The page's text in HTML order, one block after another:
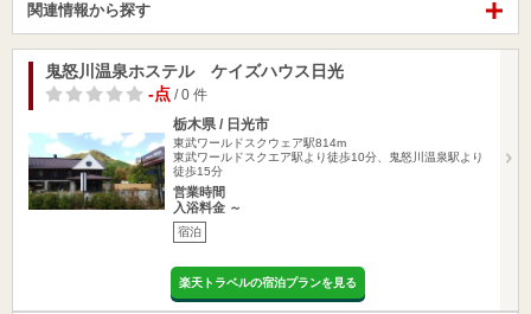
関連情報から探す
鬼怒川温泉ホステル ケイズハウス日光
-点 / 0 件
栃木県 / 日光市
東武ワールドスクウェア駅814m
東武ワールドスクエア駅より徒歩10分、鬼怒川温泉駅より
徒歩15分
営業時間
入浴料金 ～
宿泊
楽天トラベルの宿泊プランを見る